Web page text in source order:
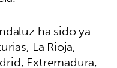
ha sido ya
La Rioja,
Extremadura,